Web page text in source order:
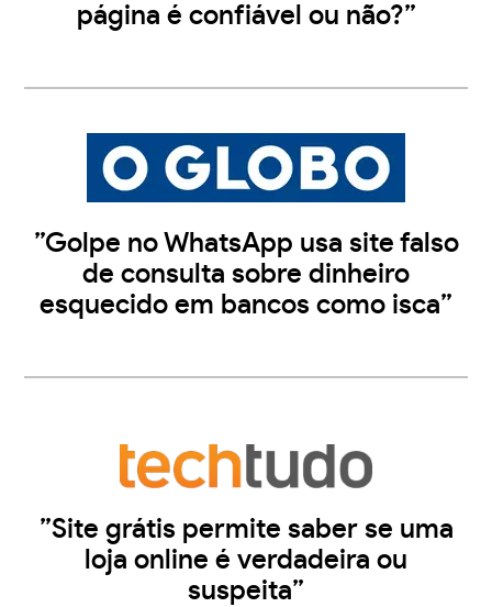
página é confiável ou não?”
”Golpe no WhatsApp usa site falso
de consulta sobre dinheiro
esquecido em bancos como isca”
”Site grátis permite saber se uma
loja online é verdadeira ou
suspeita”